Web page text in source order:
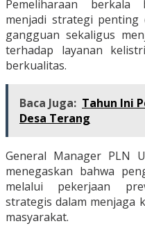
Pemeliharaan berkala
menjadi strategi penting
gangguan sekaligus
terhadap layanan
berkualitas.
Baca Juga: Tahun Ini
Desa Terang
General Manager PLN
menegaskan bahwa
melalui pekerjaan
strategis dalam menjaga
masyarakat.